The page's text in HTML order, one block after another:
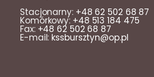
Stacjonarny: +48 62 502 68 87
Komórkowy: +48 513 184 475
Fax: +48 62 502 68 87
E-mail: kssbursztyn@op.pl